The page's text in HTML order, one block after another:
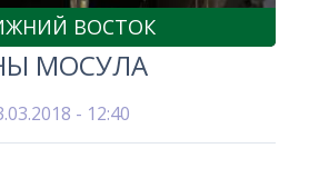
ВОСТОК
МОСУЛА
- 12:40